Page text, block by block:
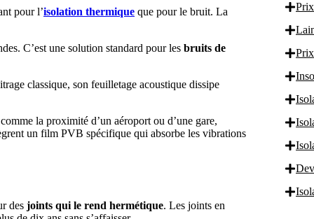
pour l’isolation thermique que pour le bruit. La
C’est une solution standard pour les bruits de
classique, son feuilletage acoustique dissipe
la proximité d’un aéroport ou d’une gare,
un film PVB spécifique qui absorbe les vibrations
des joints qui le rend hermétique. Les joints en